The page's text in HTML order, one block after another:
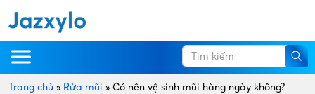
Trang chủ » Rửa mũi » Có nên vệ sinh mũi hàng ngày không?